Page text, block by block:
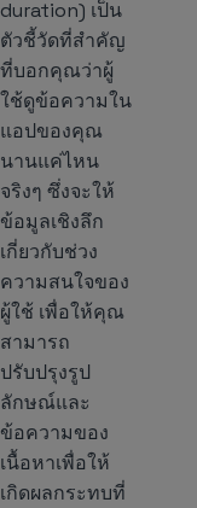
duration) เป็น
ตัวชี้วัดที่สำคัญ
ที่บอกคุณว่าผู้
ใช้ดูข้อความใน
แอปของคุณ
นานแค่ไหน
จริงๆ ซึ่งจะให้
ข้อมูลเชิงลึก
เกี่ยวกับช่วง
ความสนใจของ
ผู้ใช้ เพื่อให้คุณ
สามารถ
ปรับปรุงรูป
ลักษณ์และ
ข้อความของ
เนื้อหาเพื่อให้
เกิดผลกระทบที่